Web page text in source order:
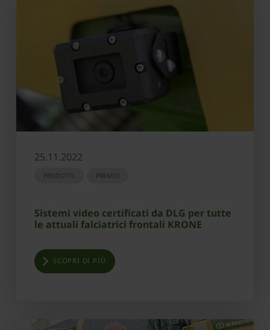
25.11.2022
PRODOTTI PREMIO
Sistemi video certificati da DLG per tutte
le attuali falciatrici frontali KRONE
SCOPRI DI PIÙ